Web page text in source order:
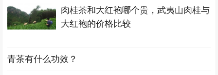
肉桂茶和大红袍哪个贵，武夷山肉桂与
大红袍的价格比较
青茶有什么功效？